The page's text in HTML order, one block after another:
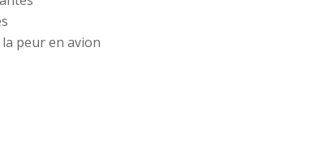
peur en avion